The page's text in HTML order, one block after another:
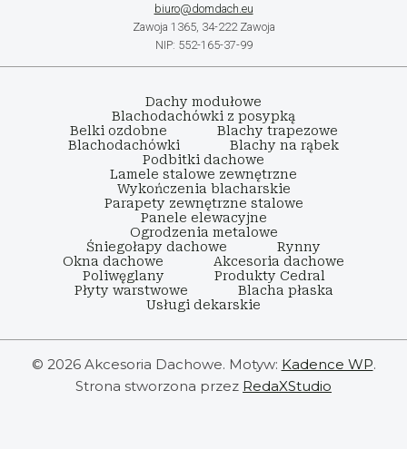
biuro@domdach.eu
Zawoja 1365, 34-222 Zawoja
NIP: 552-165-37-99
Dachy modułowe
Blachodachówki z posypką
Belki ozdobne
Blachy trapezowe
Blachodachówki
Blachy na rąbek
Podbitki dachowe
Lamele stalowe zewnętrzne
Wykończenia blacharskie
Parapety zewnętrzne stalowe
Panele elewacyjne
Ogrodzenia metalowe
Śniegołapy dachowe
Rynny
Okna dachowe
Akcesoria dachowe
Poliwęglany
Produkty Cedral
Płyty warstwowe
Blacha płaska
Usługi dekarskie
© 2026 Akcesoria Dachowe. Motyw: Kadence WP.
Strona stworzona przez RedaXStudio